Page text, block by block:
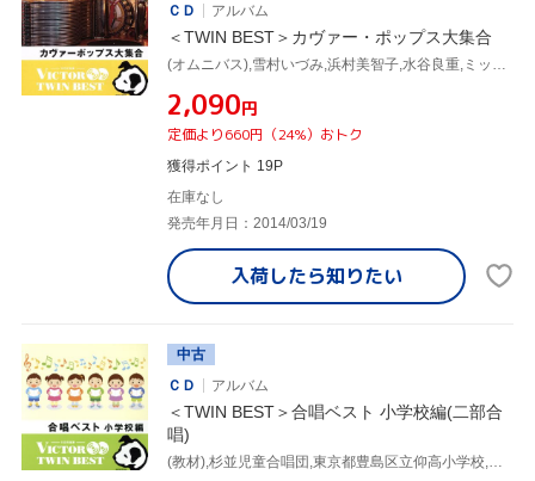
ＣＤ
アルバム
＜TWIN BEST＞カヴァー・ポップス大集合
¥2,090円
定価より660円（24%）おトク
獲得ポイント 19P
在庫なし
発売年月日：2014/03/19
入荷したら知りたい
中古
ＣＤ
アルバム
＜TWIN BEST＞合唱ベスト 小学校編(二部合
唱)